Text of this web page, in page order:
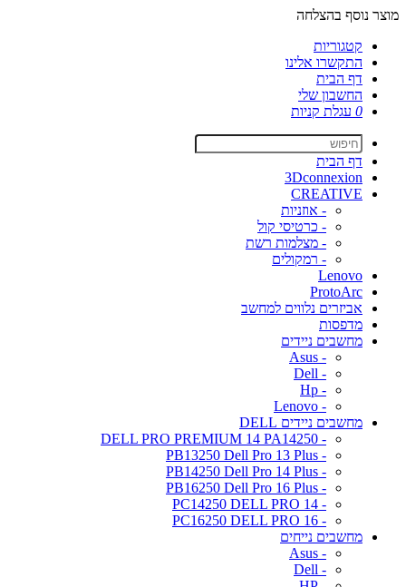
מוצר נוסף בהצלחה
קטגוריות
התקשרו אלינו
דף הבית
החשבון שלי
0 עגלת קניות
דף הבית
3Dconnexion
CREATIVE
- אוזניות
- כרטיסי קול
- מצלמות רשת
- רמקולים
Lenovo
ProtoArc
אביזרים נלווים למחשב
מדפסות
מחשבים ניידים
- Asus
- Dell
- Hp
- Lenovo
מחשבים ניידים DELL
- DELL PRO PREMIUM 14 PA14250
- PB13250 Dell Pro 13 Plus
- PB14250 Dell Pro 14 Plus
- PB16250 Dell Pro 16 Plus
- PC14250 DELL PRO 14
- PC16250 DELL PRO 16
מחשבים נייחים
- Asus
- Dell